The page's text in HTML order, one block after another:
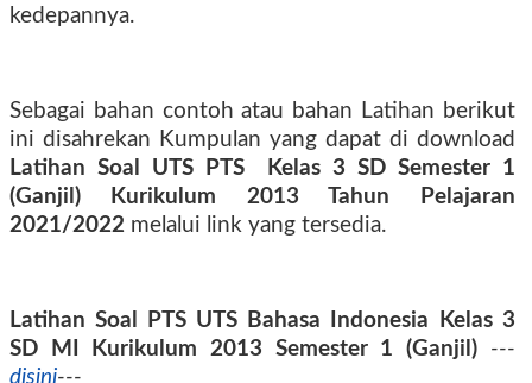
kedepannya.
Sebagai bahan contoh atau bahan Latihan berikut
ini disahrekan Kumpulan yang dapat di download
Latihan Soal UTS PTS Kelas 3 SD Semester 1
(Ganjil)
Kurikulum 2013 Tahun Pelajaran
2021/2022 melalui link yang tersedia.
Latihan Soal PTS UTS Bahasa Indonesia Kelas 3
SD MI Kurikulum 2013
Semester 1 (Ganjil) ---
disini---